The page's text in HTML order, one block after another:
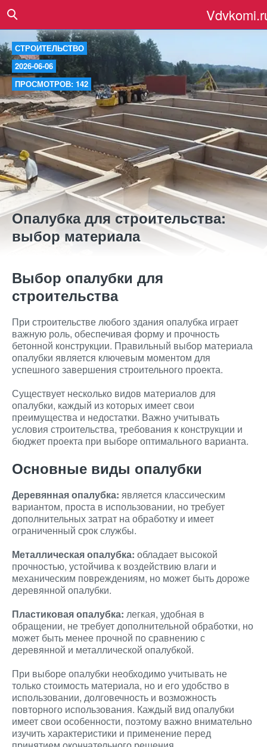
СТРОИТЕЛЬСТВО
2026-06-06
ПРОСМОТРОВ: 142
Опалубка для строительства:
выбор материала
Выбор опалубки для
строительства
При строительстве любого здания опалубка играет
важную роль, обеспечивая форму и прочность
бетонной конструкции. Правильный выбор материала
опалубки является ключевым моментом для
успешного завершения строительного проекта.
Существует несколько видов материалов для
опалубки, каждый из которых имеет свои
преимущества и недостатки. Важно учитывать
условия строительства, требования к конструкции и
бюджет проекта при выборе оптимального варианта.
Основные виды опалубки
Деревянная опалубка: является классическим
вариантом, проста в использовании, но требует
дополнительных затрат на обработку и имеет
ограниченный срок службы.
Металлическая опалубка: обладает высокой
прочностью, устойчива к воздействию влаги и
механическим повреждениям, но может быть дороже
деревянной опалубки.
Пластиковая опалубка: легкая, удобная в
обращении, не требует дополнительной обработки, но
может быть менее прочной по сравнению с
деревянной и металлической опалубкой.
При выборе опалубки необходимо учитывать не
только стоимость материала, но и его удобство в
использовании, долговечность и возможность
повторного использования. Каждый вид опалубки
имеет свои особенности, поэтому важно внимательно
изучить характеристики и применение перед